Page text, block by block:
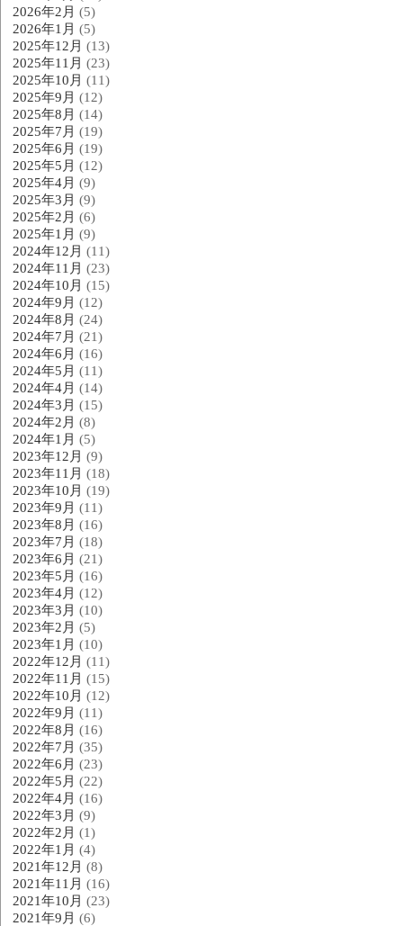
2026年2月 (5)
2026年1月 (5)
2025年12月 (13)
2025年11月 (23)
2025年10月 (11)
2025年9月 (12)
2025年8月 (14)
2025年7月 (19)
2025年6月 (19)
2025年5月 (12)
2025年4月 (9)
2025年3月 (9)
2025年2月 (6)
2025年1月 (9)
2024年12月 (11)
2024年11月 (23)
2024年10月 (15)
2024年9月 (12)
2024年8月 (24)
2024年7月 (21)
2024年6月 (16)
2024年5月 (11)
2024年4月 (14)
2024年3月 (15)
2024年2月 (8)
2024年1月 (5)
2023年12月 (9)
2023年11月 (18)
2023年10月 (19)
2023年9月 (11)
2023年8月 (16)
2023年7月 (18)
2023年6月 (21)
2023年5月 (16)
2023年4月 (12)
2023年3月 (10)
2023年2月 (5)
2023年1月 (10)
2022年12月 (11)
2022年11月 (15)
2022年10月 (12)
2022年9月 (11)
2022年8月 (16)
2022年7月 (35)
2022年6月 (23)
2022年5月 (22)
2022年4月 (16)
2022年3月 (9)
2022年2月 (1)
2022年1月 (4)
2021年12月 (8)
2021年11月 (16)
2021年10月 (23)
2021年9月 (6)